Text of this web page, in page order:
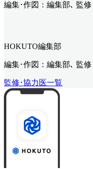
編集･作図：編集部､ 監
HOKUTO編集部
編集･作図：編集部､ 監
監修･協力医一覧